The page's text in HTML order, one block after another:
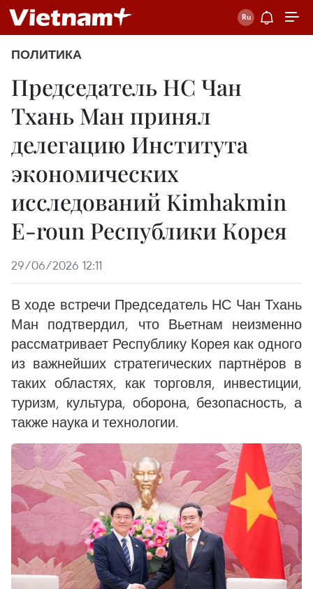
ПОЛИТИКА
Председатель НС Чан
Тхань Ман принял
делегацию Института
экономических
исследований Kimhakmin
E-roun Республики Корея
29/06/2026 12:11
В ходе встречи Председатель НС Чан Тхань
Ман подтвердил, что Вьетнам неизменно
рассматривает Республику Корея как одного
из важнейших стратегических партнёров в
таких областях, как торговля, инвестиции,
туризм, культура, оборона, безопасность, а
также наука и технологии.